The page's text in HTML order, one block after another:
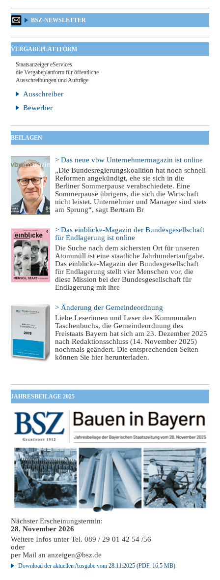
BSZ-NEWSLETTER
VERGABEPLATTFORM
Staatsanzeiger eServices
die Vergabeplattform für öffentliche
Ausschreibungen und Aufträge
Ausschreiber
Bewerber
BEILAGEN
> Das neue vbw Unternehmermagazin ist online
„Die Bundesregierungskoalition hat noch schnell
Reformen angekündigt, ehe sie sich in die
Berliner Sommerpause verabschiedete. Eine
Sommerpause übrigens, die sich die Wirtschaft
nicht leistet. Unternehmer und Manager sind stets
am Sprung“, sagt Bertram Br
> Das einblicke-Magazin der Bundesgesellschaft
für Endlagerung ist online
Die Suche nach dem sichersten Ort für unseren
Atommüll ist eine staatliche Jahrhundertaufgabe.
Das einblicke-Magazin der Bundesgesellschaft
für Endlagerung stellt vier Menschen vor, die
diese Mission bei der Bundesgesellschaft für
Endlagerung mit ihre
> Änderung der Gemeindeordnung
Liebe Leserinnen und Leser des Kommunalen
Taschenbuchs, die Gemeindeordnung des
Freistaats Bayern hat sich am 23. Dezember 2025
nach Redaktionsschluss (14. November 2025)
nochmals geändert. Die entsprechenden Seiten
können Sie hier herunterladen.
JAHRESBEILAGE 2025
Nächster Erscheinungstermin:
28. November 2026
Weitere Infos unter Tel. 089 / 29 01 42 54 /56
oder
per Mail ananzeigen@bsz.de
Download der aktuellen Ausgabe vom 28.11.2025 (PDF, 16,5 MB)